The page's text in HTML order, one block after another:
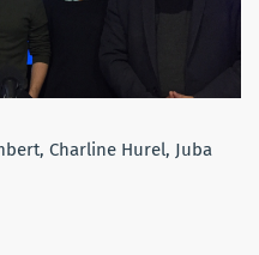
Charline Hurel, Juba